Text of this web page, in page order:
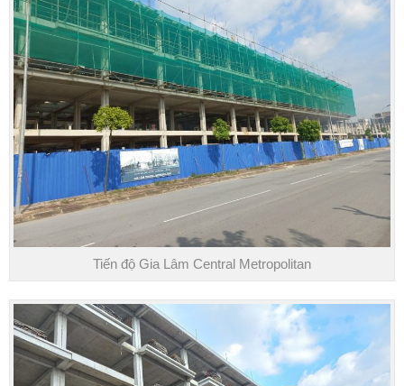
Tiến độ Gia Lâm Central Metropolitan